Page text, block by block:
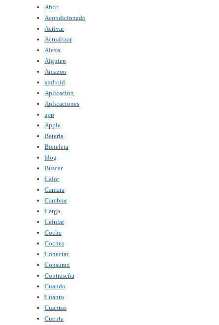
Abrir
Acondicionado
Activar
Actualizar
Alexa
Alguien
Amazon
android
Aplicacion
Aplicaciones
app
Apple
Bateria
Bicicleta
blog
Buscar
Calor
Camara
Cambiar
Carga
Celular
Coche
Coches
Conectar
Consumo
Contraseña
Cuando
Cuanto
Cuantos
Cuenta